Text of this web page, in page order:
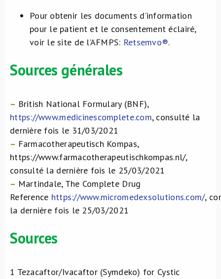
Pour obtenir les documents d’information
pour le patient et le consentement éclairé,
voir le site de l’AFMPS: Retsemvo®.
Sources générales
– British National Formulary (BNF),
https://www.medicinescomplete.com, consulté la
dernière fois le 31/03/2021
– Farmacotherapeutisch Kompas,
https://www.farmacotherapeutischkompas.nl/,
consulté la dernière fois le 25/03/2021
– Martindale, The Complete Drug
Reference https://www.micromedexsolutions.com/,
la dernière fois le 25/03/2021
Sources
1 Tezacaftor/Ivacaftor (Symdeko) for Cystic